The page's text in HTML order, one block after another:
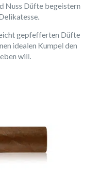
Nuss Düfte begeistern
gepfefferten Düfte
idealen Kumpel den
will.